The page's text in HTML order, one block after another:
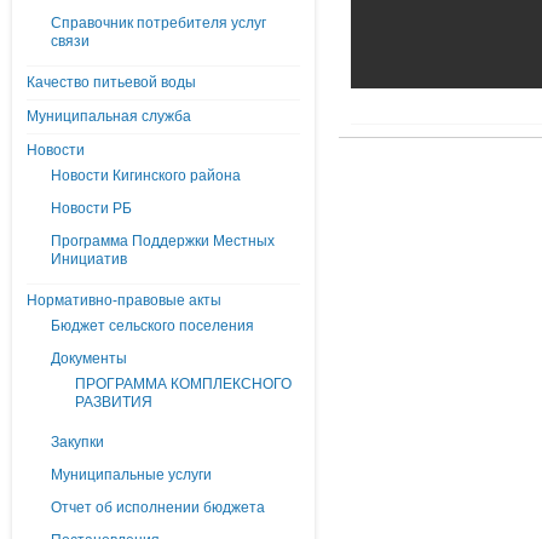
Справочник потребителя услуг
связи
Качество питьевой воды
Муниципальная служба
Новости
Новости Кигинского района
Новости РБ
Программа Поддержки Местных
Инициатив
Нормативно-правовые акты
Бюджет сельского поселения
Документы
ПРОГРАММА КОМПЛЕКСНОГО
РАЗВИТИЯ
Закупки
Муниципальные услуги
Отчет об исполнении бюджета